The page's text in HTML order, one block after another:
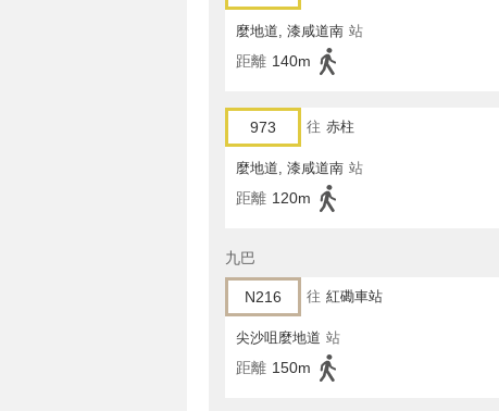
麼地道, 漆咸道南 站
距離 140m
973 往 赤柱
麼地道, 漆咸道南 站
距離 120m
九巴
N216 往 紅磡車站
尖沙咀麼地道 站
距離 150m